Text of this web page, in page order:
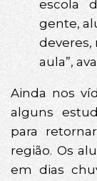
escola
gente,
deveres,
aula”,
Ainda nos
alguns
para
região. Os
em dias